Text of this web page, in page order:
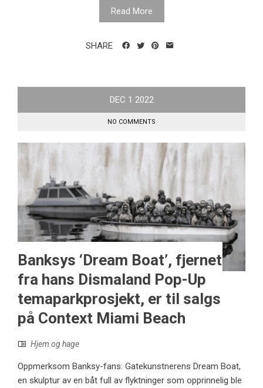
Read More
SHARE
DEC 1 2022
NO COMMENTS
Banksys ‘Dream Boat’, fjernet
fra hans Dismaland Pop-Up
temaparkprosjekt, er til salgs
på Context Miami Beach
Hjem og hage
Oppmerksom Banksy-fans: Gatekunstnerens Dream Boat,
en skulptur av en båt full av flyktninger som opprinnelig ble